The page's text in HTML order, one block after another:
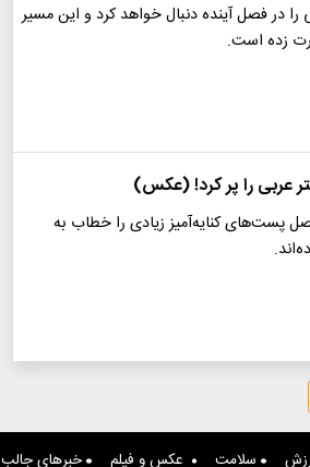
در فصل آینده دنبال خواهد کرد و این مسیر
زده است.
عربی را پر کرد! (عکس)
پست‌های کنایه‌آمیز زیادی را خطاب به
سلامت عکس و فیلم خبرهای جالب